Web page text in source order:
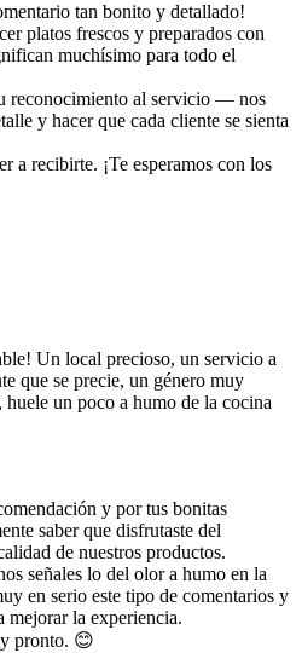
tan bonito y detallado!
platos frescos y preparados con
muchísimo para todo el
reconocimiento al servicio — nos
y hacer que cada cliente se sienta
a recibirte. ¡Te esperamos con los
Un local precioso, un servicio a
que se precie, un género muy
un poco a humo de la cocina
y por tus bonitas
saber que disfrutaste del
de nuestros productos.
señales lo del olor a humo en la
en serio este tipo de comentarios y
mejorar la experiencia.
pronto. 😊